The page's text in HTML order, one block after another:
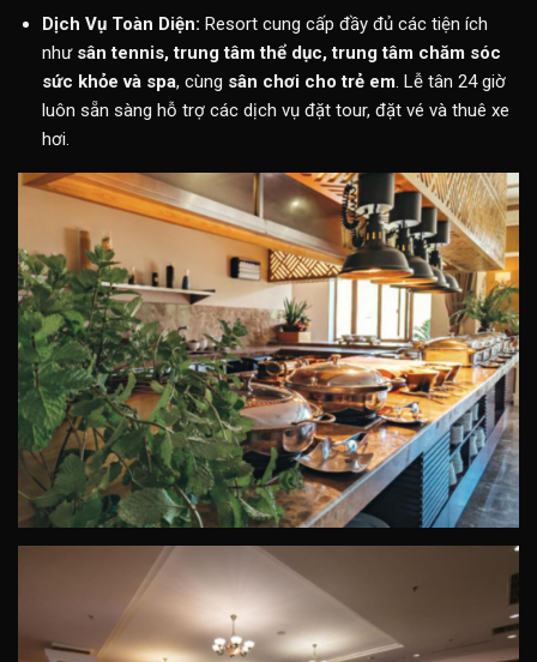
Dịch Vụ Toàn Diện: Resort cung cấp đầy đủ các tiện ích
như sân tennis, trung tâm thể dục, trung tâm chăm sóc
sức khỏe và spa, cùng sân chơi cho trẻ em. Lễ tân 24 giờ
luôn sẵn sàng hỗ trợ các dịch vụ đặt tour, đặt vé và thuê xe
hơi.